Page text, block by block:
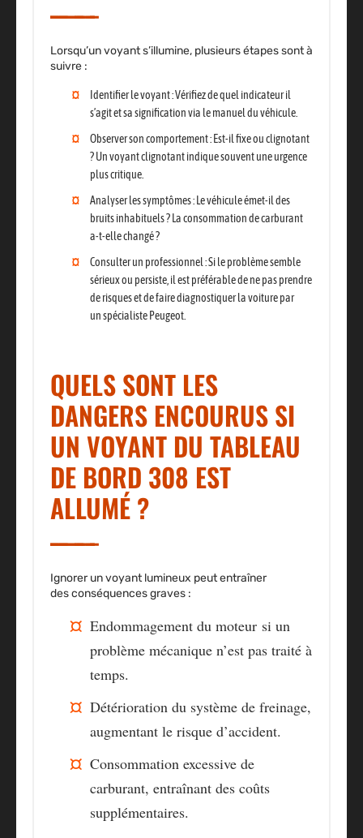
Lorsqu’unvoyant s’illumine, plusieurs étapes sont à
suivre :
Identifier le voyant: Vérifiez de quel indicateur il
s’agit et sa signification via le manuel du véhicule.
Observer son comportement: Est-il fixe ou clignotant
? Un voyant clignotant indique souvent uneurgence
plus critique
Analyser les symptômes: Le véhicule émet-il des
bruits inhabituels ? La consommation de carburant
a-t-elle changé ?
Consulter un professionnel: Si le problème semble
sérieux ou persiste, il est préférable dene pas prendre
de risqueset de faire diagnostiquer la voiture par
unspécialiste Peugeot
QUELS SONT LES
DANGERS ENCOURUS SI
UN VOYANT DU TABLEAU
DE BORD 308 EST
ALLUMÉ ?
Ignorer unvoyant lumineux peut entraîner
desconséquences graves :
Endommagement du moteur si un
problème mécanique n’est pas traité à
temps.
Détérioration du système de freinage,
augmentant le risque d’accident.
Consommation excessive de
carburant, entraînant des coûts
supplémentaires.